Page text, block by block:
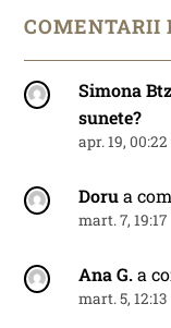
COMENTARII
Simona Btz
sunete?
apr. 19, 00:22
Dorua
mart. 7, 19:17
Ana G.a
mart. 5, 12:13